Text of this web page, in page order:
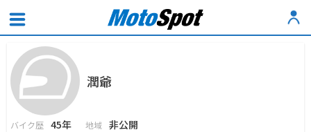
潤爺
バイク歴 45年 地域 非公開